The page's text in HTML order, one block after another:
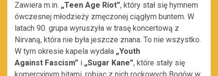
Zawiera m.in. „Teen Age Riot”, który stał się hymnem
ówczesnej młodzieży zmęczonej ciągłym buntem. W
latach 90. grupa wyruszyła w trasę koncertową z
Nirvaną, która nie była jeszcze znana. To nie wszystko.
W tym okresie kapela wydała „Youth
Against Fascism” i „Sugar Kane”, które stały się